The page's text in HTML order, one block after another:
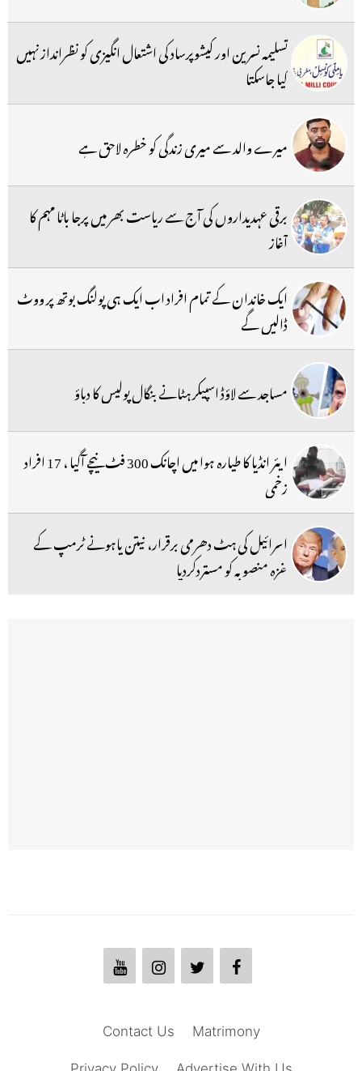
تسلیمہ نسرین اور کیشوپرساد کی اشتعال انگیزی کو نظرانداز نہیں
کیا جاسکتا
میرے والد سے میری زندگی کو خطرہ لاحق ہے
برقی عہدیداروں کی آج سے ریاست بھر میں پرجا باٹا مہم کا
آغاز
ایک خاندان کے تمام افراد اب ایک ہی پولنگ بوتھ پر ووٹ
ڈالیں گے
مساجد سے لاؤڈ اسپیکر ہٹانے بنگال پولیس کا دباؤ
ایئر انڈیا کا طیارہ ہوا میں اچانک 300 فٹ نیچے آگیا ، 17 افراد
زخمی
اسرائیل کی ہٹ دھرمی برقرار، نیتن یاہونے ٹرمپ کے
غزہ منصوبہ کو مستردکردیا
Matrimony
Contact Us